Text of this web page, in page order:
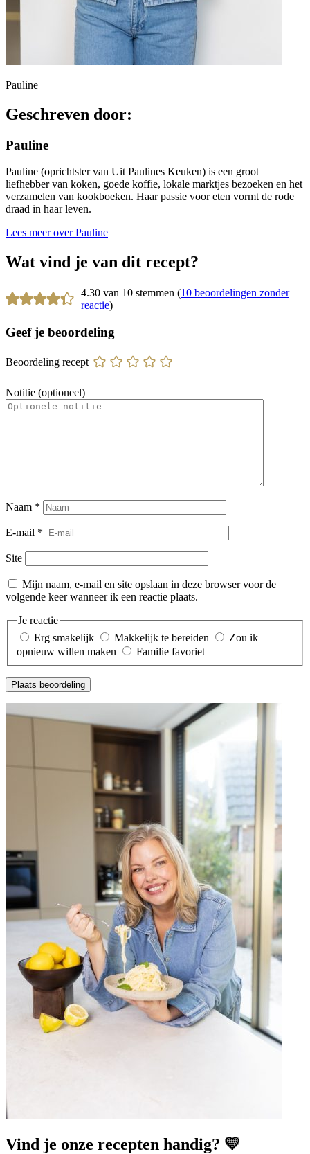
Pauline
Geschreven door:
Pauline
Pauline (oprichtster van Uit Paulines Keuken) is een groot
liefhebber van koken, goede koffie, lokale marktjes bezoeken en het
verzamelen van kookboeken. Haar passie voor eten vormt de rode
draad in haar leven.
Lees meer over Pauline
Wat vind je van dit recept?
4.30 van 10 stemmen (10 beoordelingen zonder
reactie)
Geef je beoordeling
Beoordeling recept
Notitie (optioneel)
Naam *
E-mail *
Site
Mijn naam, e-mail en site opslaan in deze browser voor de
volgende keer wanneer ik een reactie plaats.
Je reactie
Erg smakelijk
Makkelijk te bereiden
Zou ik
opnieuw willen maken
Familie favoriet
Plaats beoordeling
Vind je onze recepten handig? 💛